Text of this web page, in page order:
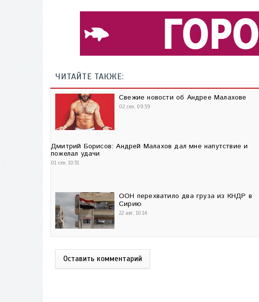
ЧИТАЙТЕ ТАКЖЕ:
Свежие новости об Андрее Малахове
02 сен, 09:59
Дмитрий Борисов: Андрей Малахов дал мне напутствие и
пожелал удачи
01 сен, 10:31
ООН перехватило два груза из КНДР в
Сирию
22 авг, 10:14
Оставить комментарий